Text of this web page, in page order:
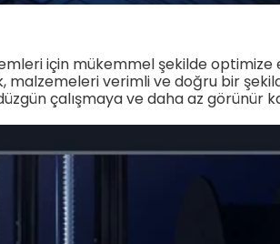
için mükemmel şekilde optimize
malzemeleri verimli ve doğru bir
çalışmaya ve daha az görünür